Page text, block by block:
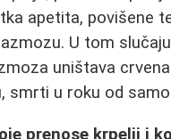
apetita, povišene
U tom
uništava
smrti u roku od
prenose krpelji i